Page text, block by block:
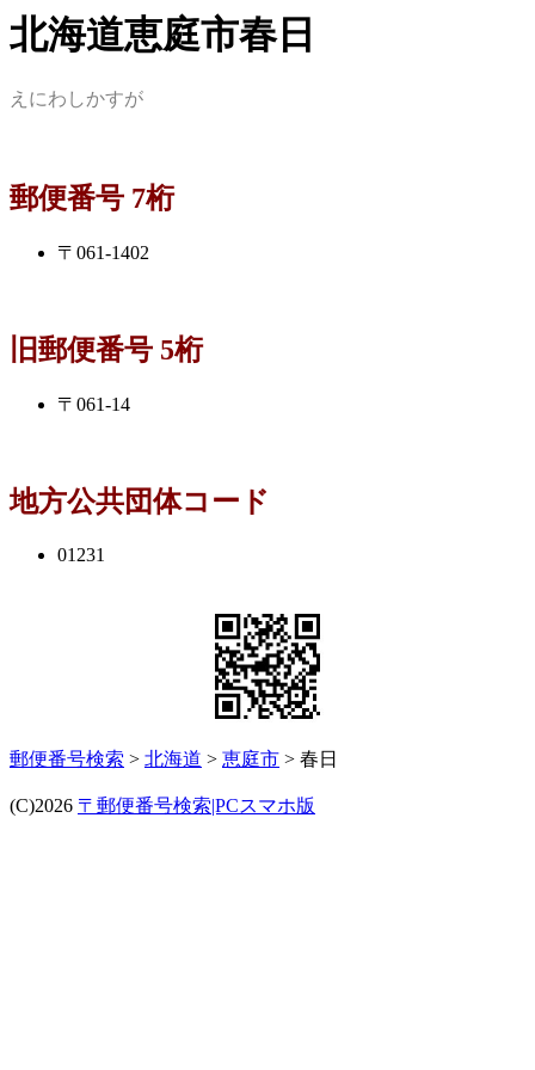
北海道恵庭市春日
えにわしかすが
郵便番号 7桁
〒061-1402
旧郵便番号 5桁
〒061-14
地方公共団体コード
01231
郵便番号検索 > 北海道 > 恵庭市 > 春日
(C)2026 〒郵便番号検索|PCスマホ版